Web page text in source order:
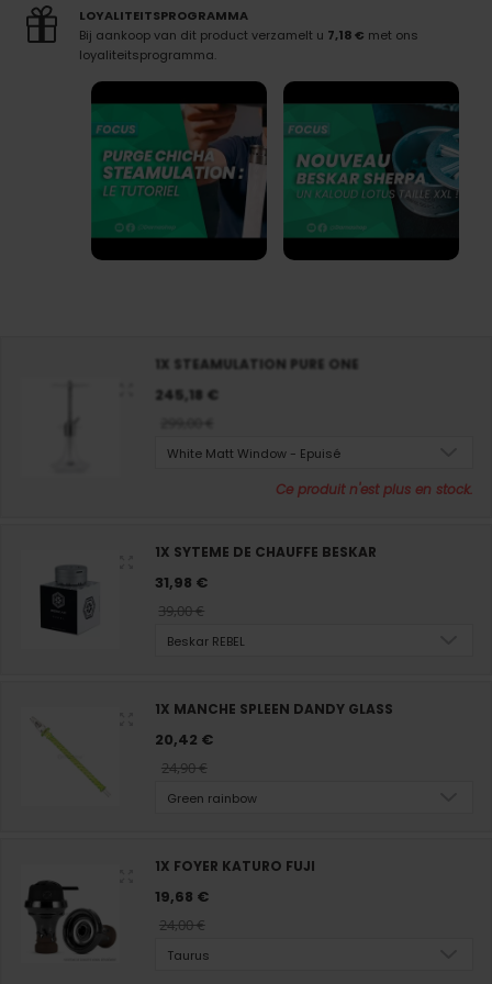
LOYALITEITSPROGRAMMA
Bij aankoop van dit product verzamelt u 7,18 € met ons
loyaliteitsprogramma.
1X STEAMULATION PURE ONE
245,18 €
299,00 €
White Matt Window - Epuisé
Ce produit n'est plus en stock.
1X SYTEME DE CHAUFFE BESKAR
31,98 €
39,00 €
Beskar REBEL
1X MANCHE SPLEEN DANDY GLASS
20,42 €
24,90 €
Green rainbow
1X FOYER KATURO FUJI
19,68 €
24,00 €
Taurus